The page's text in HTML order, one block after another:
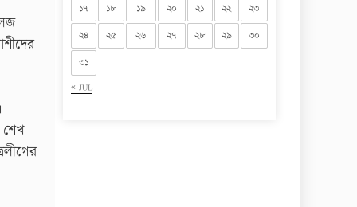
শেখ
« JUL
১৭
১৮ ১৯ ২০ ২১ ২২
২৩
২৪
২৫ ২৬ ২৭ ২৮ ২৯
৩০
৩১